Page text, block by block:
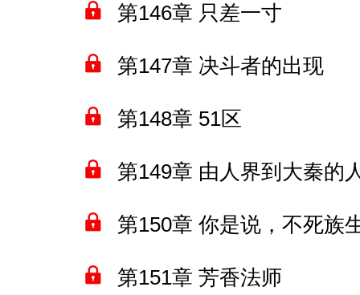
第146章 只差一寸
第147章 决斗者的出现
第148章 51区
第149章 由人界到大秦的
第150章 你是说，不死族
第151章 芳香法师